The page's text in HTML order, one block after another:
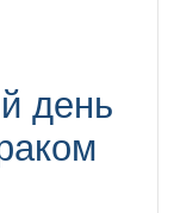
день